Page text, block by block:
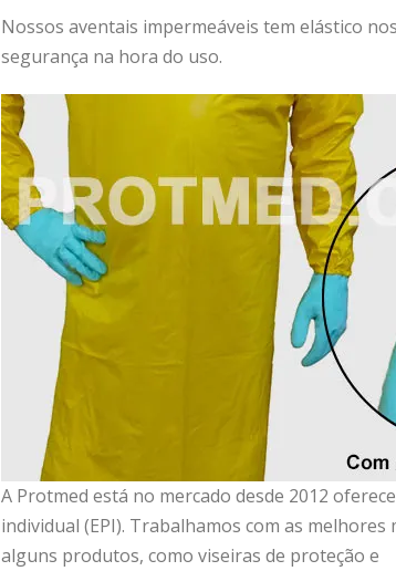
Nossos aventais impermeáveis tem elástico
segurança na hora do uso.
A Protmed está no mercado desde 2012
individual (EPI). Trabalhamos com as
alguns produtos, como viseiras de proteção e